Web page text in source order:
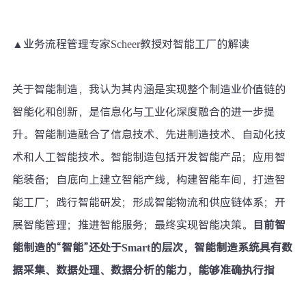
▲业务流程管理专家Scheer教授对智能工厂的解读
关于智能制造，我认为其内涵是实现整个制造业价值链的
智能化和创新，是信息化与工业化深度融合的进一步提
升。智能制造融合了信息技术、先进制造技术、自动化技
术和人工智能技术。智能制造包括开发智能产品；应用智
能装备；自底向上建立智能产线，构建智能车间，打造智
能工厂；践行智能研发；形成智能物流和供应链体系；开
展智能管理；推进智能服务；最终实现智能决策。
目前智
能制造的“智能”还处于Smart的层次，智能制造系统具有数
据采集、数据处理、数据分析的能力，能够准确执行指